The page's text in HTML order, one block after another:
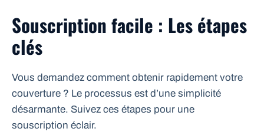
Souscription facile : Les étapes
clés
Vous demandez comment obtenir rapidement votre
couverture ? Le processus est d’une simplicité
désarmante. Suivez ces étapes pour une
souscription éclair.